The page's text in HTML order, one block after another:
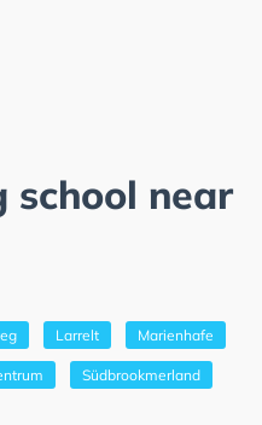
school near
Larrelt Marienhafe
Südbrookmerland